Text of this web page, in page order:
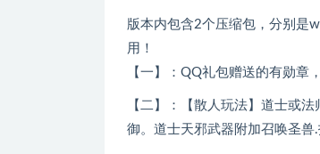
版本内包含2个压缩包，分别是
用！
【一】：QQ礼包赠送的有勋章
【二】：【散人玩法】道士或
御。道士天邪武器附加召唤圣兽